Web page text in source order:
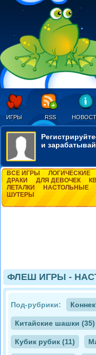
ИГРЫ RSS
и
ВСЕ ИГРЫ ЛОГИЧЕСКИЕ
ДРАКИ
ДЛЯ ДЕВОЧЕК
ЛЕТАЛКИ
НАСТОЛЬНЫЕ
ШУТЕРЫ
ФЛЕШ ИГРЫ -
Под-рубрики:
Китайские шашки (35)
Кубик рубик (11)